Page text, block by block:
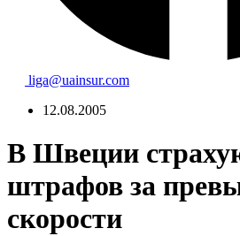
liga@uainsur.com
12.08.2005
В Швеции
штрафов за
скорости